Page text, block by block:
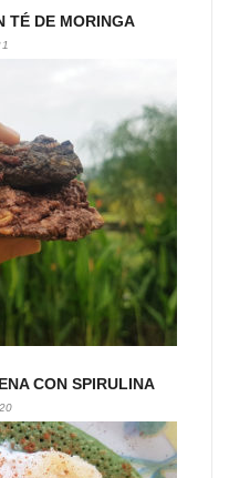
TÉ DE MORINGA
CON SPIRULINA